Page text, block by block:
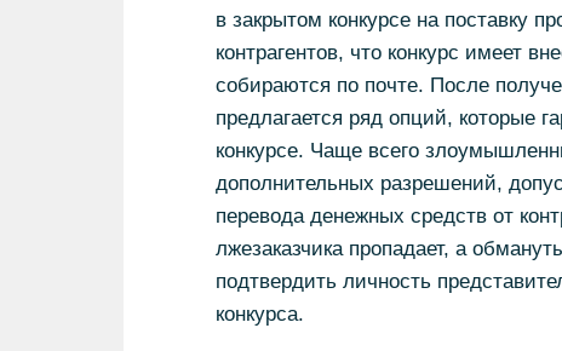
в закрытом конкурсе на поставку
контрагентов, что конкурс имеет
собираются по почте. После
предлагается ряд опций, которые
конкурсе. Чаще всего
дополнительных разрешений,
перевода денежных средств от
лжезаказчика пропадает, а
подтвердить личность
конкурса.